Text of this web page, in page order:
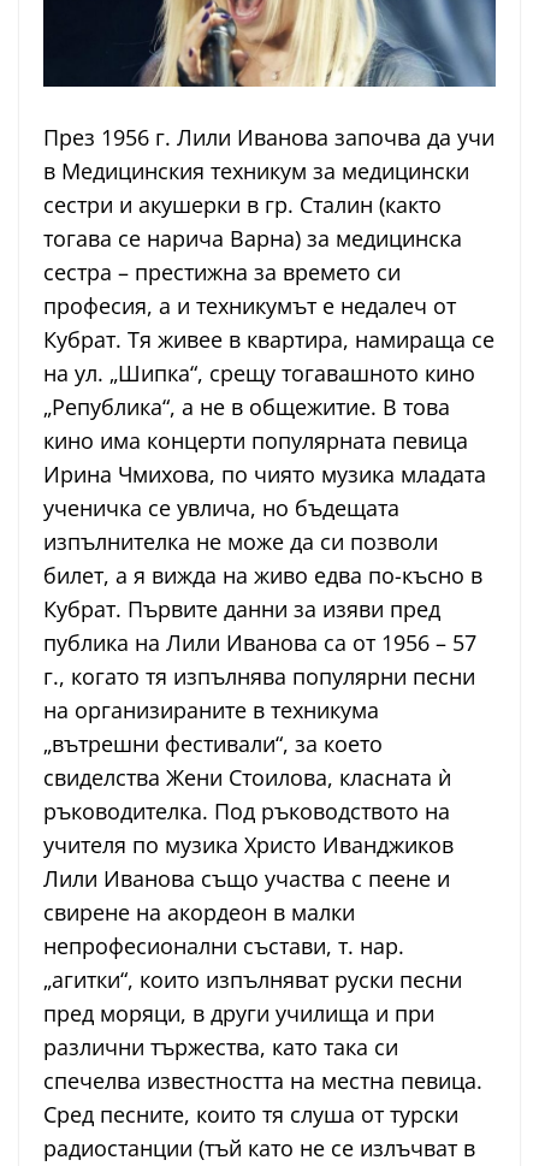
През 1956 г. Лили Иванова започва да учи
в Медицинския техникум за медицински
сестри и акушерки в гр. Сталин (както
тогава се нарича Варна) за медицинска
сестра – престижна за времето си
професия, а и техникумът е недалеч от
Кубрат. Тя живее в квартира, намираща се
на ул. „Шипка“, срещу тогавашното кино
„Република“, а не в общежитие. В това
кино има концерти популярната певица
Ирина Чмихова, по чиято музика младата
ученичка се увлича, но бъдещата
изпълнителка не може да си позволи
билет, а я вижда на живо едва по-късно в
Кубрат. Първите данни за изяви пред
публика на Лили Иванова са от 1956 – 57
г., когато тя изпълнява популярни песни
на организираните в техникума
„вътрешни фестивали“, за което
свиделства Жени Стоилова, класната ѝ
ръководителка. Под ръководството на
учителя по музика Христо Иванджиков
Лили Иванова също участва с пеене и
свирене на акордеон в малки
непрофесионални състави, т. нар.
„агитки“, които изпълняват руски песни
пред моряци, в други училища и при
различни тържества, като така си
спечелва известността на местна певица.
Сред песните, които тя слуша от турски
радиостанции (тъй като не се излъчват в